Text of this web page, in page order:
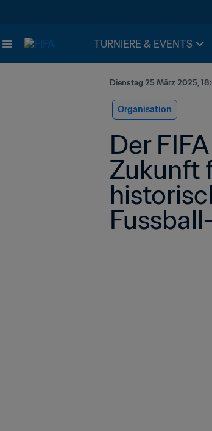
TURNIERE & EVENTS
Dienstag 25 März 2025,
Organisation
Der
Zukunft